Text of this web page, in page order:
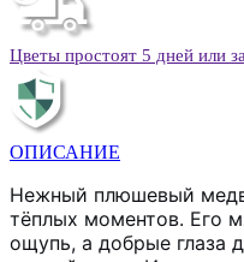
Цветы простоят 5 дней или
ОПИСАНИЕ
Нежный плюшевый
тёплых моментов. Его
ощупь, а добрые глаза